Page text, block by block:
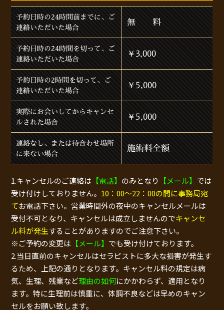
予約日時の24時間前までに、ご
連絡いただいた場合
無 料
予約日時の24時間を切って、ご
連絡いただいた場合
￥3,000
予約日時の2時間を切って、ご
連絡いただいた場合
￥5,000
実際にお会いしてからキャンセ
ルされた場合
￥5,000
連絡なし、または待合わせ場所
に来ない場合
施術料全額
1.キャンセルのご連絡は 【電話】 のみとなり 【メール】 では
受け付けしておりません。 10：00～22：00の間に事務局宛
てお電話下さい。営業時間外の夜中のキャンセルメールは
受付不可となり、キャンセルは成立しませんのでキャンセ
ル料が発生することがありますのでご注意下さい。
※ご予約の変更は 【メール】 でも受け付けております。
2.当日直前のキャンセルはセラピストに多大な損害が発生す
るため、上記の通りとなります。キャンセル料の規定は病
気、生理、残業など理由の如何にかかわらず、適用となり
ます。特に生理前は慎重に、体調不良などは早めのキャン
セルをお願い致します。